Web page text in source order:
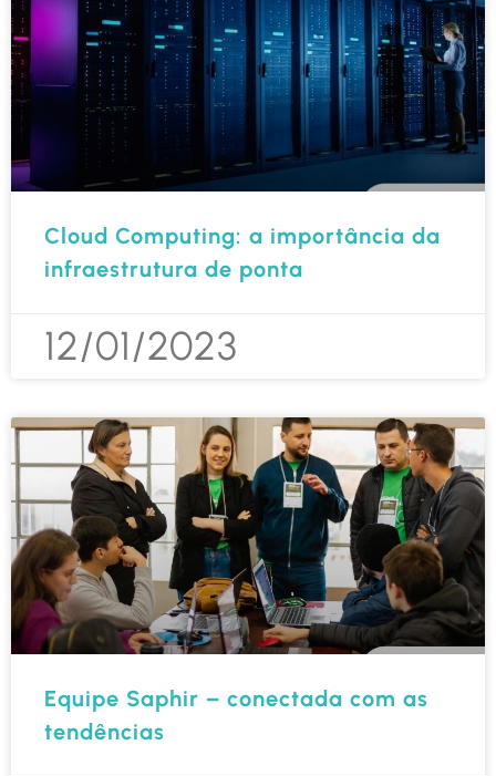
Cloud Computing: a importância da
infraestrutura de ponta
12/01/2023
Equipe Saphir – conectada com as
tendências